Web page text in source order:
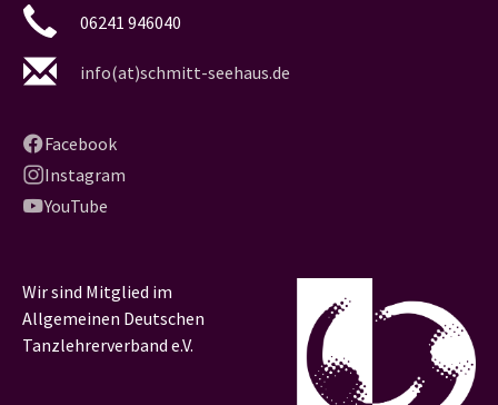
06241 946040
info(at)schmitt-seehaus.de
Facebook
Instagram
YouTube
Wir sind Mitglied im
Allgemeinen Deutschen
Tanzlehrerverband e.V.